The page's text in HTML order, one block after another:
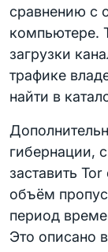
сравнению с
компьютере.
загрузки
трафике
найти в
гибернации,
заставить
объём
период
Это описано в